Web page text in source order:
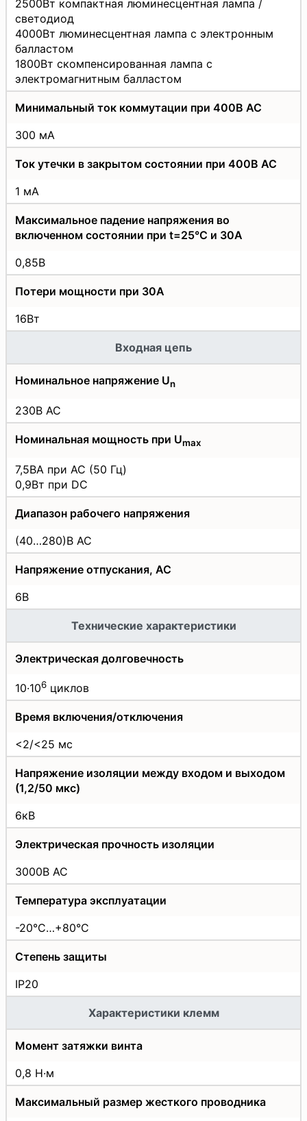
2500Вт компактная люминесцентная лампа /
светодиод
4000Вт люминесцентная лампа с электронным
балластом
1800Вт скомпенсированная лампа с
электромагнитным балластом
Минимальный ток коммутации при 400В АС
300 мА
Ток утечки в закрытом состоянии при 400В АС
1 мА
Максимальное падение напряжения во
включенном состоянии при t=25°C и 30А
0,85В
Потери мощности при 30А
16Вт
Входная цепь
Номинальное напряжение Un
230В АС
Номинальная мощность при Umax
7,5ВА при АС (50 Гц)
0,9Вт при DC
Диапазон рабочего напряжения
(40…280)В АС
Напряжение отпускания, АС
6В
Технические характеристики
Электрическая долговечность
10·106 циклов
Время включения/отключения
<2/<25 мс
Напряжение изоляции между входом и выходом
(1,2/50 мкс)
6кВ
Электрическая прочность изоляции
3000В АС
Температура эксплуатации
-20°C…+80°C
Степень защиты
IP20
Характеристики клемм
Момент затяжки винта
0,8 Н·м
Максимальный размер жесткого проводника